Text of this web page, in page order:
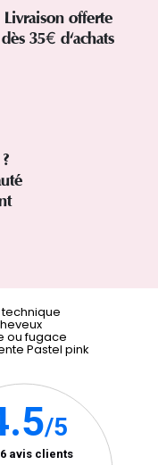
Livraison offerte
dès 35€ d'achats
ou fugace
Pastel pink